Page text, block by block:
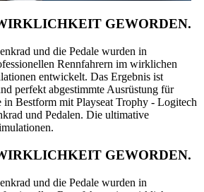
GEWORDEN.
und die Pedale wurden in
Rennfahrern im wirklichen
entwickelt. Das Ergebnis ist
perfekt abgestimmte Ausrüstung für
in Bestform mit Playseat Trophy - Logitech
und Pedalen. Die ultimative
GEWORDEN.
und die Pedale wurden in